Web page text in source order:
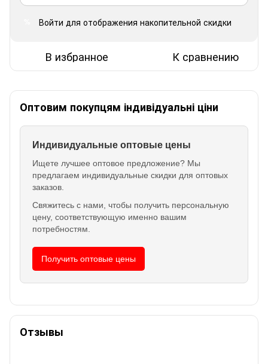
Войти для отображения накопительной скидки
В избранное К сравнению
Оптовим покупцям індивідуальні ціни
Индивидуальные оптовые цены
Ищете лучшее оптовое предложение? Мы
предлагаем индивидуальные скидки для оптовых
заказов.
Свяжитесь с нами, чтобы получить персональную
цену, соответствующую именно вашим
потребностям.
Получить оптовые цены
Отзывы